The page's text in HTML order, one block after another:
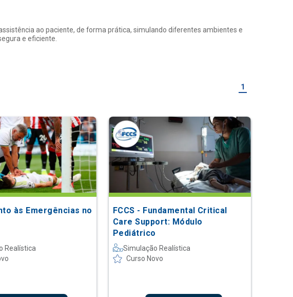
ao paciente, de forma prática, simulando diferentes ambientes e
e eficiente.
1
às Emergências no
Realística
FCCS - Fundamental Critical
Care Support: Módulo
Pediátrico
Simulação Realística
Curso Novo